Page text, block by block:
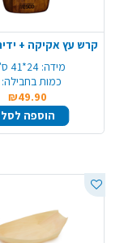
מידה: 24*41 ס"מ
כמות בחבילה:
₪49.90
הוספה לסל